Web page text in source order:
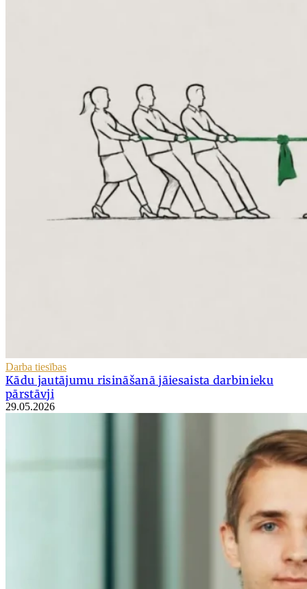
Darba tiesības
Kādu jautājumu risināšanā jāiesaista darbinieku
pārstāvji
29.05.2026